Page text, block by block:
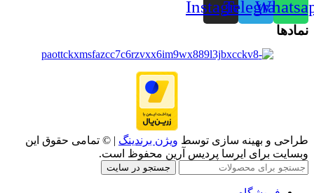
Telegram
Instagram
نمادها
طراحی و بهینه سازی توسط ویژن برندینگ | © تمامی حقوق این
وبسایت برای ایرسا پردیس آرین محفوظ است.
جستجو در سایت